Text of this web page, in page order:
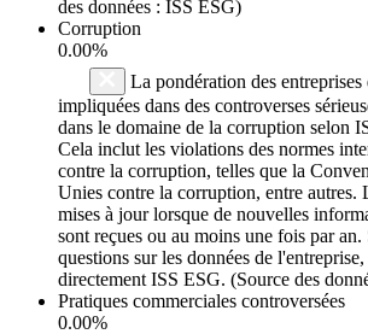
des données : ISS ESG)
Corruption
0.00%
La pondération des
impliquées dans des controverses
dans le domaine de la corruption selon
Cela inclut les violations des normes
contre la corruption, telles que la
Unies contre la corruption, entre autres.
mises à jour lorsque de nouvelles
sont reçues ou au moins une fois par an.
questions sur les données de
directement ISS ESG. (Source des
Pratiques commerciales controversées
0.00%